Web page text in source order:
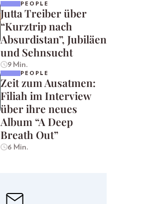
PEOPLE
Jutta Treiber über
“Kurztrip nach
Absurdistan”, Jubiläen
und Sehnsucht
9 Min.
PEOPLE
Zeit zum Ausatmen:
Filiah im Interview
über ihre neues
Album “A Deep
Breath Out”
6 Min.